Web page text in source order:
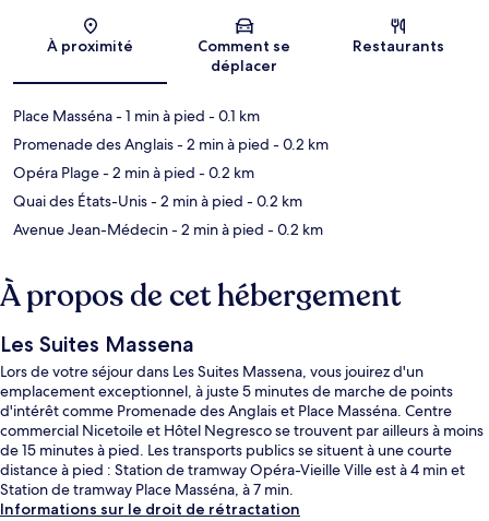
Carte
À proximité
Comment se
déplacer
Restaurants
Place Masséna- 1 min à pied - 0.1 km
Promenade des Anglais- 2 min à pied - 0.2 km
Opéra Plage- 2 min à pied - 0.2 km
Quai des États-Unis- 2 min à pied - 0.2 km
Avenue Jean-Médecin- 2 min à pied - 0.2 km
À propos de cet hébergement
Les Suites Massena
Lors de votre séjour dans Les Suites Massena, vous jouirez d'un
emplacement exceptionnel, à juste 5 minutes de marche de points
d'intérêt comme Promenade des Anglais et Place Masséna. Centre
commercial Nicetoile et Hôtel Negresco se trouvent par ailleurs à moins
de 15 minutes à pied. Les transports publics se situent à une courte
distance à pied : Station de tramway Opéra-Vieille Ville est à 4 min et
Station de tramway Place Masséna, à 7 min.
Informations sur le droit de rétractation